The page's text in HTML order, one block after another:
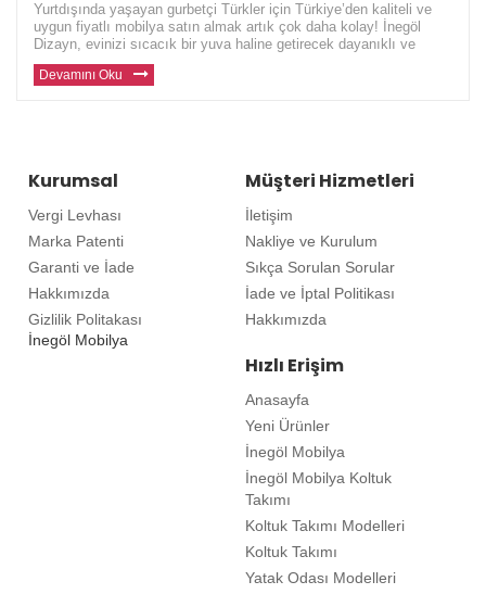
Yurtdışında yaşayan gurbetçi Türkler için Türkiye’den kaliteli ve
uygun fiyatlı mobilya satın almak artık çok daha kolay! İnegöl
Dizayn, evinizi sıcacık bir yuva haline getirecek dayanıklı ve
modern mobilyalar sunuyor. Avrupa ve diğer ülkelerde yaşayan gu
Devamını Oku
Kurumsal
Vergi Levhası
Marka Patenti
Garanti ve İade
Hakkımızda
Gizlilik Politakası
İnegöl Mobilya
Müşteri Hizmetleri
İletişim
Nakliye ve Kurulum
Sıkça Sorulan Sorular
İade ve İptal Politikası
Hakkımızda
Hızlı Erişim
Anasayfa
Yeni Ürünler
İnegöl Mobilya
İnegöl Mobilya Koltuk
Takımı
Koltuk Takımı Modelleri
Koltuk Takımı
Yatak Odası Modelleri